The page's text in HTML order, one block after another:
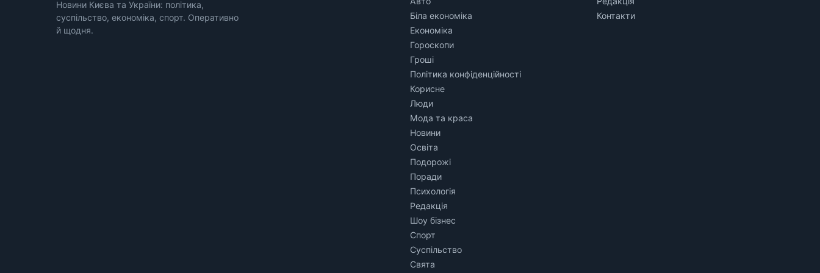
Новини Києва та України: політика,
суспільство, економіка, спорт. Оперативно
й щодня.
Біла економіка
Економіка
Гороскопи
Гроші
Політика конфіденційності
Корисне
Люди
Мода та краса
Новини
Освіта
Подорожі
Поради
Психологія
Редакція
Шоу бізнес
Спорт
Суспільство
Свята
Контакти